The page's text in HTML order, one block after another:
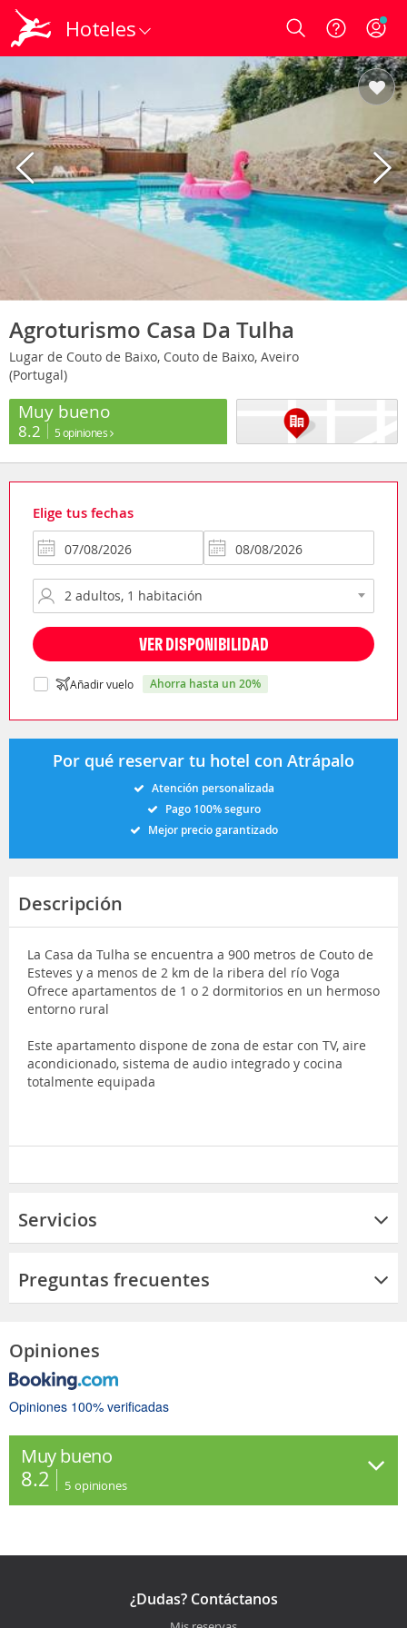
Hoteles Login
Agroturismo Casa Da Tulha
Lugar de Couto de Baixo, Couto de Baixo, Aveiro
(Portugal)
Muy bueno
8.2 5 opiniones
Elige tus fechas
VER DISPONIBILIDAD
Añadir vuelo ahorra hasta un 20%
Por qué reservar tu hotel con Atrápalo
Atención personalizada
Pago 100% seguro
Mejor precio garantizado
Descripción
La Casa da Tulha se encuentra a 900 metros de Couto de
Esteves y a menos de 2 km de la ribera del río Voga
Ofrece apartamentos de 1 o 2 dormitorios en un hermoso
entorno rural
Este apartamento dispone de zona de estar con TV, aire
acondicionado, sistema de audio integrado y cocina
totalmente equipada
Servicios
Preguntas frecuentes
Opiniones
Opiniones 100% verificadas
Muy bueno
8.2 5 opiniones
¿Dudas? Contáctanos